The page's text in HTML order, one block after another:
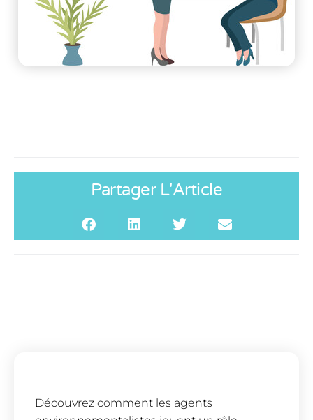
Partager L'Article
Découvrez comment les agents